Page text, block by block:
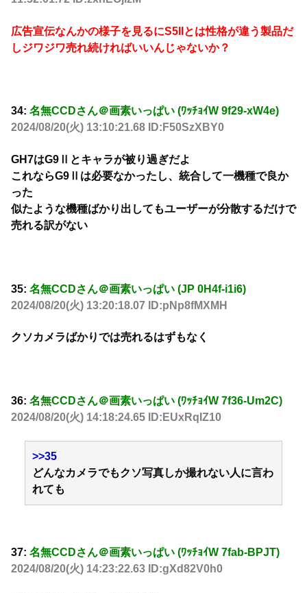
広告宣伝なんかの様子を見るにS5IIとは性格が違う製品だ
しジワジワ売れ続ければいいんじゃないか？
34: 名無CCDさん＠画素いっぱい (ﾜｯﾁｮｲW 9f29-xW4e)
2024/08/20(火) 13:10:21.68 ID:F50SzXBY0
GH7はG9Ⅱとキャラが被り過ぎだよ
これならG9Ⅱは必要なかったし、統合して一機種で良か
った
似たような機種ばかり出してもユーザーが分散するだけで
売れる訳がない
35: 名無CCDさん＠画素いっぱい (JP 0H4f-i1i6)
2024/08/20(火) 13:20:18.07 ID:pNp8fMXMH
クソカメラばかりでは売れるはずもなく
36: 名無CCDさん＠画素いっぱい (ﾜｯﾁｮｲW 7f36-Um2C)
2024/08/20(火) 14:18:24.65 ID:EUxRqIZ10
>>35
どんなカメラでもクソ写真しか撮れない人に言わ
れても
37: 名無CCDさん＠画素いっぱい (ﾜｯﾁｮｲW 7fab-BPJT)
2024/08/20(火) 14:23:22.63 ID:gXd82V0h0